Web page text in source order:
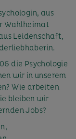
aus
Wahlheimat
Leidenschaft,
die Psychologie
wir in unserem
Wie arbeiten
bleiben wir
Jobs?